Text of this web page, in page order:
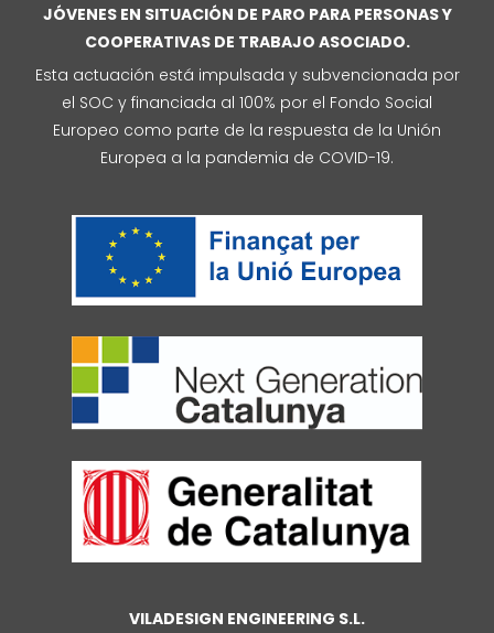
JÓVENES EN SITUACIÓN DE PARO PARA PERSONAS Y
COOPERATIVAS DE TRABAJO ASOCIADO.
Esta actuación está impulsada y subvencionada por
el SOC y financiada al 100% por el Fondo Social
Europeo como parte de la respuesta de la Unión
Europea a la pandemia de COVID-19.
VILADESIGN ENGINEERING S.L.